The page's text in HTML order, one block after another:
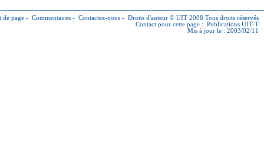
de page - Commentaires - Contactez-nous - Droits d'auteur © UIT 2008 Tous droits réservés
Contact pour cette page : Publications UIT-T
Mis à jour le : 2003/02/11